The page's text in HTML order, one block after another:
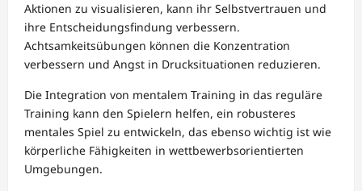
Aktionen zu visualisieren, kann ihr Selbstvertrauen und
ihre Entscheidungsfindung verbessern.
Achtsamkeitsübungen können die Konzentration
verbessern und Angst in Drucksituationen reduzieren.
Die Integration von mentalem Training in das reguläre
Training kann den Spielern helfen, ein robusteres
mentales Spiel zu entwickeln, das ebenso wichtig ist wie
körperliche Fähigkeiten in wettbewerbsorientierten
Umgebungen.